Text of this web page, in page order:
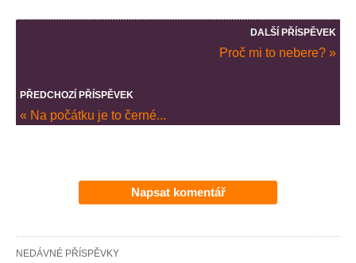
DALŠÍ PŘÍSPĚVEK
Proč mi to nebere? »
PŘEDCHOZÍ PŘÍSPĚVEK
« Na počátku je to černé...
Napsat komentář
NEDÁVNÉ PŘÍSPĚVKY